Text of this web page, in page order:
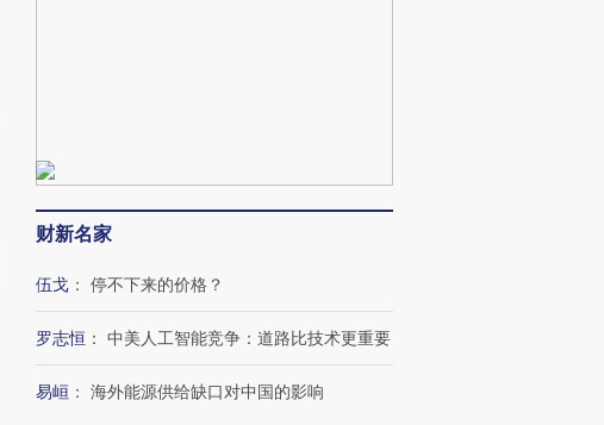
财新名家
伍戈 ： 停不下来的价格？
罗志恒 ： 中美人工智能竞争：道路比技术更重要
易峘 ： 海外能源供给缺口对中国的影响